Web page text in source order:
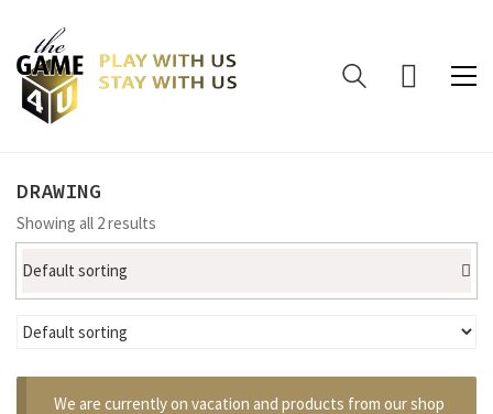
DRAWING
Showing all 2 results
Default sorting
We are currently on vacation and products from our shop